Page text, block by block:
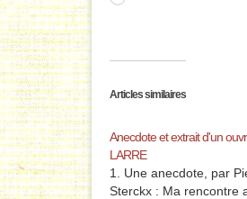
Articles similaires
Anecdote et extrait d'un
LARRE
1. Une anecdote, par
Sterckx : Ma rencontre